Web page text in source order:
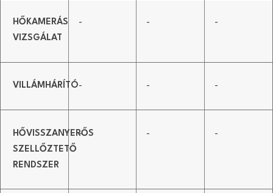
HŐKAMERÁS
VIZSGÁLAT
- - -
VILLÁMHÁRÍTÓ- - -
HŐVISSZANYERŐS
SZELLŐZTETŐ
RENDSZER
- - -